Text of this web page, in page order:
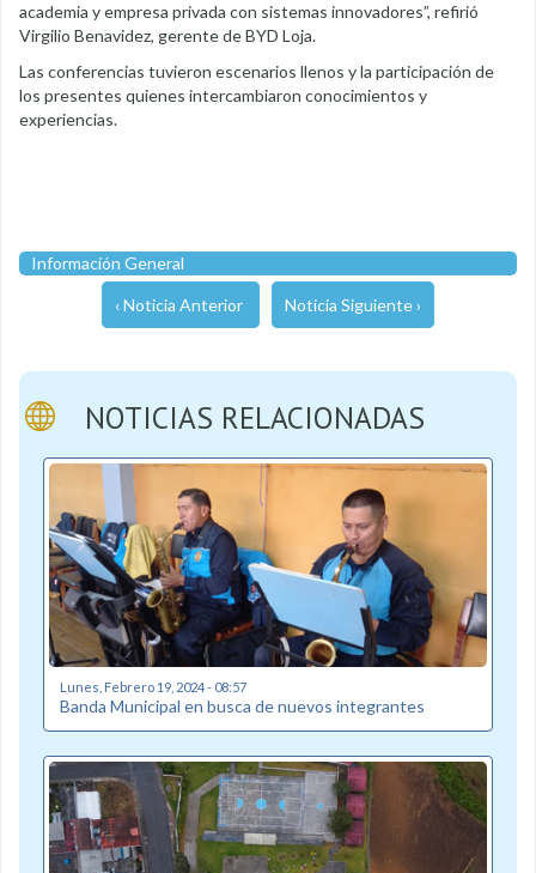
academia y empresa privada con sistemas innovadores”, refirió
Virgilio Benavidez, gerente de BYD Loja.
Las conferencias tuvieron escenarios llenos y la participación de
los presentes quienes intercambiaron conocimientos y
experiencias.
Información General
‹ Noticia Anterior Noticia Siguiente ›
NOTICIAS RELACIONADAS
Lunes, Febrero 19, 2024 - 08:57
Banda Municipal en busca de nuevos integrantes